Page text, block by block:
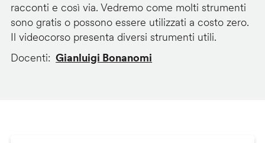
racconti e così via. Vedremo come molti strumenti
sono gratis o possono essere utilizzati a costo zero.
Il videocorso presenta diversi strumenti utili.
Docenti
Gianluigi Bonanomi